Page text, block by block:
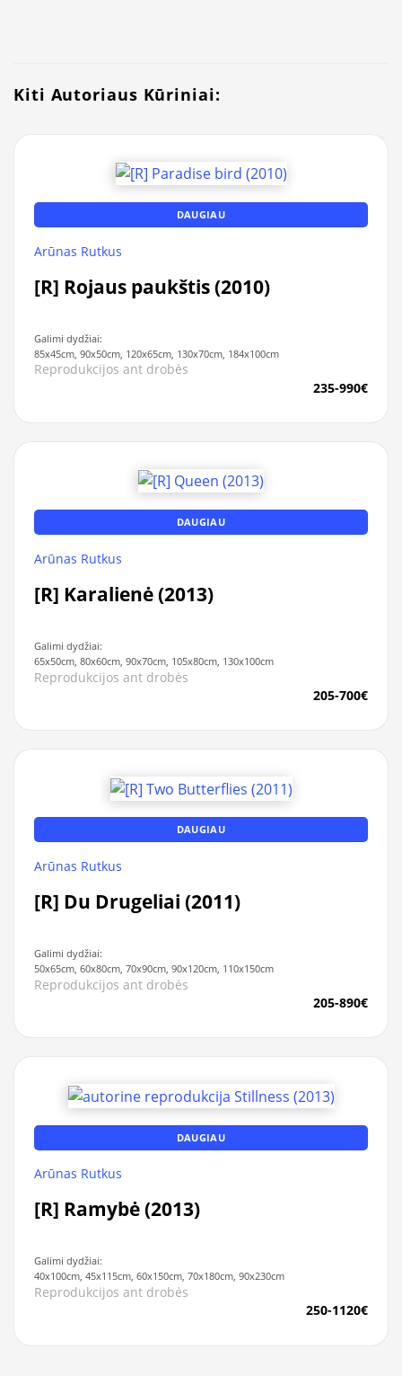
Kiti Autoriaus Kūriniai:
DAUGIAU
Arūnas Rutkus
[R] Rojaus paukštis (2010)
Galimi dydžiai:
85x45cm, 90x50cm, 120x65cm, 130x70cm, 184x100cm
Reprodukcijos ant drobės
235-990€
DAUGIAU
Arūnas Rutkus
[R] Karalienė (2013)
Galimi dydžiai:
65x50cm, 80x60cm, 90x70cm, 105x80cm, 130x100cm
Reprodukcijos ant drobės
205-700€
DAUGIAU
Arūnas Rutkus
[R] Du Drugeliai (2011)
Galimi dydžiai:
50x65cm, 60x80cm, 70x90cm, 90x120cm, 110x150cm
Reprodukcijos ant drobės
205-890€
DAUGIAU
Arūnas Rutkus
[R] Ramybė (2013)
Galimi dydžiai:
40x100cm, 45x115cm, 60x150cm, 70x180cm, 90x230cm
Reprodukcijos ant drobės
250-1120€